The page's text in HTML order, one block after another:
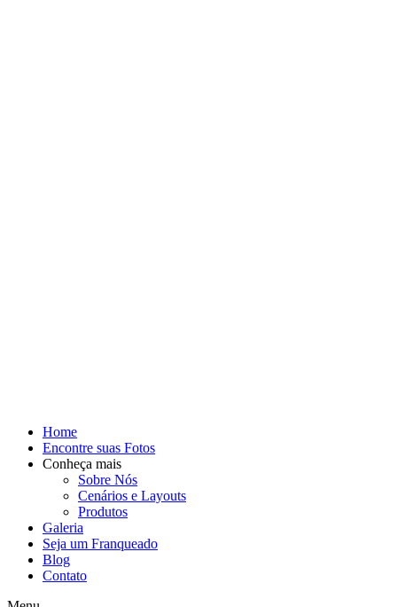
Home
Encontre suas Fotos
Conheça mais
Sobre Nós
Cenários e Layouts
Produtos
Galeria
Seja um Franqueado
Blog
Contato